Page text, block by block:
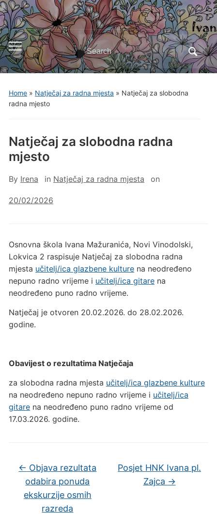
Toggle
mobile
menu
Search
for:
Home» Natječaj za radna mjesta » Natječaj za slobodna
radna mjesto
Natječaj za slobodna radna
mjesto
By Irena in Natječaj za radna mjesta on
20/02/2026
Osnovna škola Ivana Mažuranića, Novi Vinodolski,
Lokvica 2 raspisuje Natječaj za slobodna radna
mjesta učitelj/ica glazbene kulturena neodređeno
nepuno radno vrijeme i učitelj/ica gitarena
neodređeno puno radno vrijeme.
Natječaj je otvoren 20.02.2026. do 28.02.2026.
godine.
Obavijest o rezultatima Natječaja
za slobodna radna mjesta učitelj/ica glazbene kulture
na neodređeno nepuno radno vrijeme i učitelj/ica
gitarena neodređeno puno radno vrijeme od
17.03.2026. godine.
← Objava rezultata
odabira ponuda
ekskurzije osmih
razreda
Posjet HNK Ivana pl.
Zajca →